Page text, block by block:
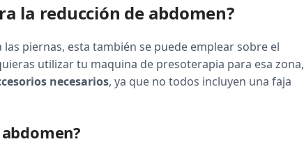
la reducción de abdomen?
piernas, esta también se puede emplear sobre el
utilizar tu maquina de presoterapia para esa zona,
necesarios, ya que no todos incluyen una faja